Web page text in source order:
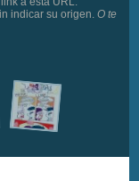
indicar su origen. O te